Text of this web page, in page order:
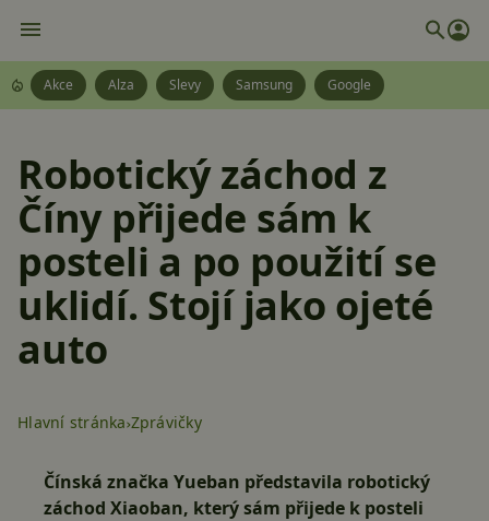
Akce Alza Slevy Samsung Google
Robotický záchod z
Číny přijede sám k
posteli a po použití se
uklidí. Stojí jako ojeté
auto
Hlavní stránka Zprávičky
Čínská značka Yueban představila robotický
záchod Xiaoban, který sám přijede k posteli